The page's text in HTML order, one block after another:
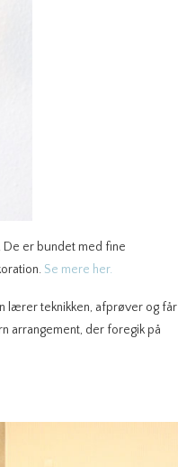
De er bundet med fine
Se mere her.
lærer teknikken, afprøver og får
arrangement, der foregik på